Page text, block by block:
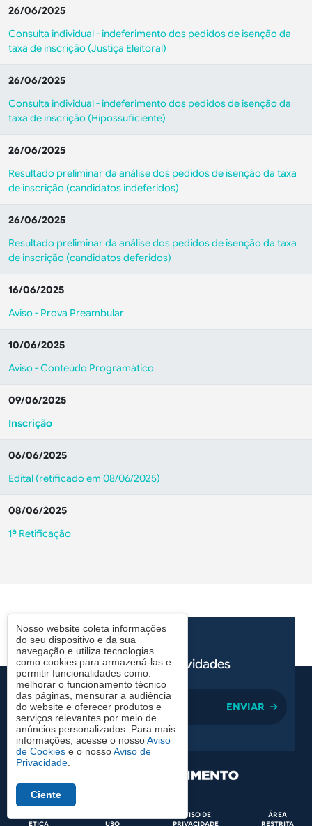
26/06/2025
Consulta individual - indeferimento dos pedidos de isenção da
taxa de inscrição (Justiça Eleitoral)
26/06/2025
Consulta individual - indeferimento dos pedidos de isenção da
taxa de inscrição (Hipossuficiente)
26/06/2025
Resultado preliminar da análise dos pedidos de isenção da taxa
de inscrição (candidatos indeferidos)
26/06/2025
Resultado preliminar da análise dos pedidos de isenção da taxa
de inscrição (candidatos deferidos)
16/06/2025
Aviso - Prova Preambular
10/06/2025
Aviso - Conteúdo Programático
09/06/2025
Inscrição
06/06/2025
Edital (retificado em 08/06/2025)
08/06/2025
1ª Retificação
Receba nossas novidades
email
Rodapé
ÉTICA
USO
AVISO DE
PRIVACIDADE
ÁREA
RESTRITA
Nosso website coleta informações
do seu dispositivo e da sua
navegação e utiliza tecnologias
como cookies para armazená-las e
permitir funcionalidades como:
melhorar o funcionamento técnico
das páginas, mensurar a audiência
do website e oferecer produtos e
serviços relevantes por meio de
anúncios personalizados. Para mais
informações, acesse o nossoAviso
de Cookies e o nossoAviso de
Privacidade
Ciente